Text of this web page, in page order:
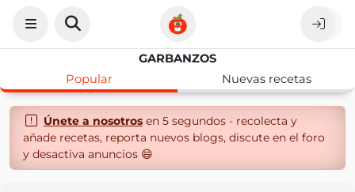
GARBANZOS
Popular
Nuevas recetas
Únete a nosotrosen 5 segundos - recolecta y
añade recetas, reporta nuevos blogs, discute en el foro
y desactiva anuncios 😄